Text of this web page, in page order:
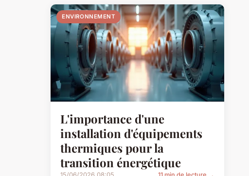
ENVIRONNEMENT
L'importance d'une
installation d'équipements
thermiques pour la
transition énergétique